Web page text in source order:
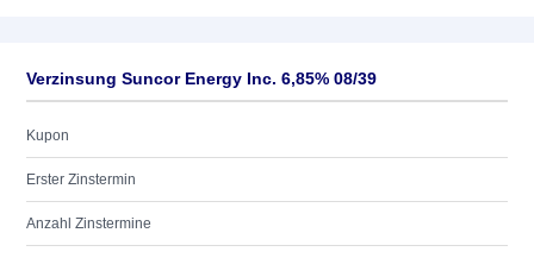
Verzinsung Suncor Energy Inc. 6,85% 08/39
Kupon
Erster Zinstermin
Anzahl Zinstermine